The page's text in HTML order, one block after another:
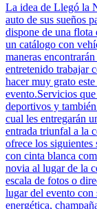
La idea de Llegó la
auto de sus sueños
dispone de una flota
un catálogo con
maneras
entretenido trabajar
hacer muy grato
evento.Servicios
deportivos y
cual les entregarán
entrada triunfal a la
ofrece los
con cinta blanca
novia al lugar de la
escala de fotos o
lugar del evento con
energética,